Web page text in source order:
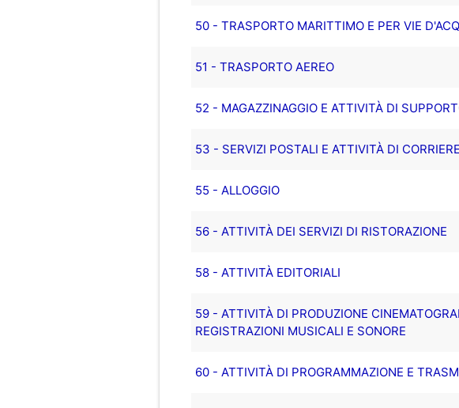
50 - TRASPORTO MARITTIMO E PER VIE
51 - TRASPORTO AEREO
52 - MAGAZZINAGGIO E ATTIVITÀ DI
53 - SERVIZI POSTALI E ATTIVITÀ DI CORRIERE
55 - ALLOGGIO
56 - ATTIVITÀ DEI SERVIZI DI RISTORAZIONE
58 - ATTIVITÀ EDITORIALI
59 - ATTIVITÀ DI PRODUZIONE
REGISTRAZIONI MUSICALI E SONORE
60 - ATTIVITÀ DI PROGRAMMAZIONE E